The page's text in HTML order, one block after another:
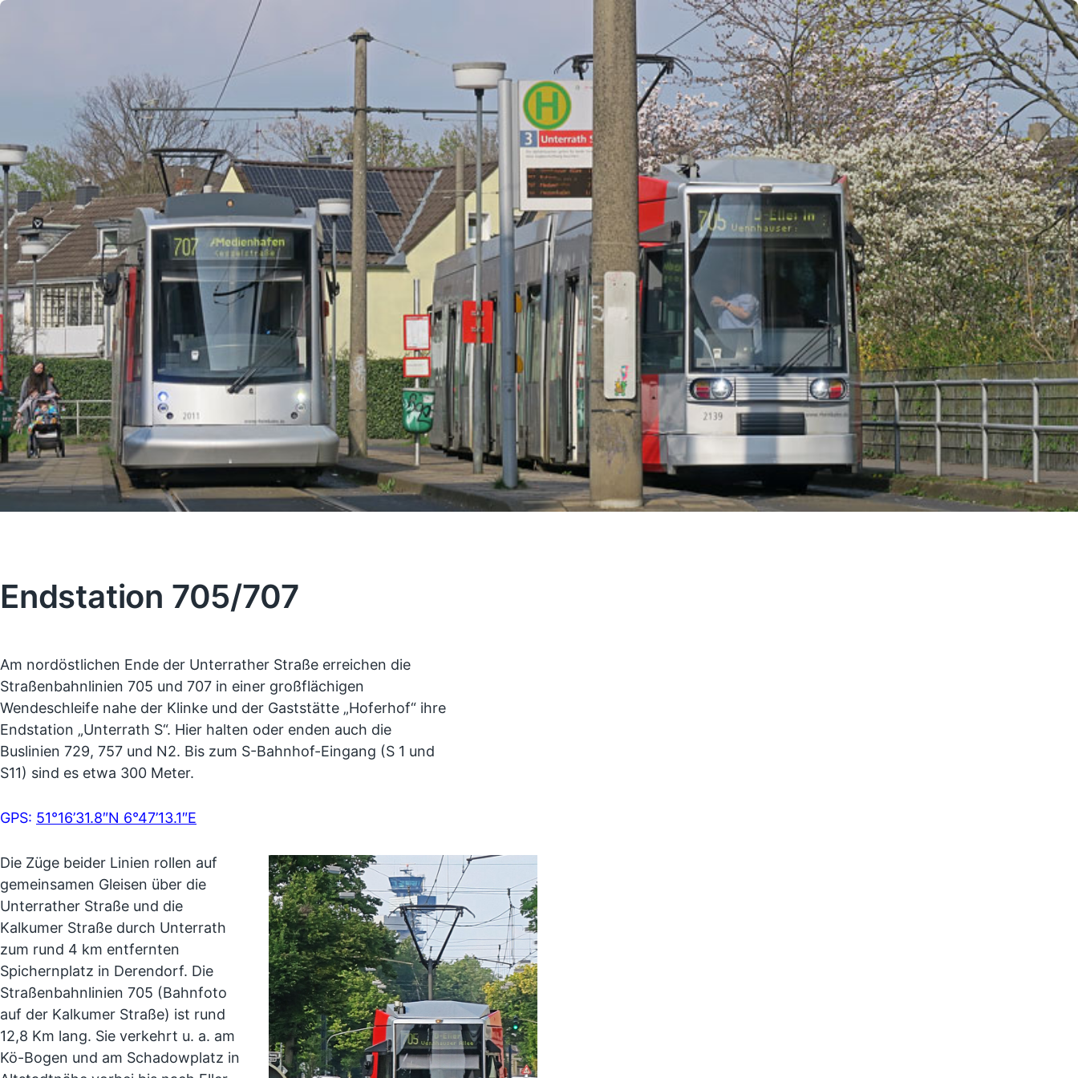
Endstation 705/707
Am nordöstlichen Ende der Unterrather Straße erreichen die
Straßenbahnlinien 705 und 707 in einer großflächigen
Wendeschleife nahe der Klinke und der Gaststätte „Hoferhof“ ihre
Endstation „Unterrath S“. Hier halten oder enden auch die
Buslinien 729, 757 und N2. Bis zum S-Bahnhof-Eingang (S 1 und
S11) sind es etwa 300 Meter.
GPS: 51°16’31.8″N 6°47’13.1″E
Die Züge beider Linien rollen auf
gemeinsamen Gleisen über die
Unterrather Straße und die
Kalkumer Straße durch Unterrath
zum rund 4 km entfernten
Spichernplatz in Derendorf. Die
Straßenbahnlinien 705 (Bahnfoto
auf der Kalkumer Straße) ist rund
12,8 Km lang. Sie verkehrt u. a. am
Kö-Bogen und am Schadowplatz in